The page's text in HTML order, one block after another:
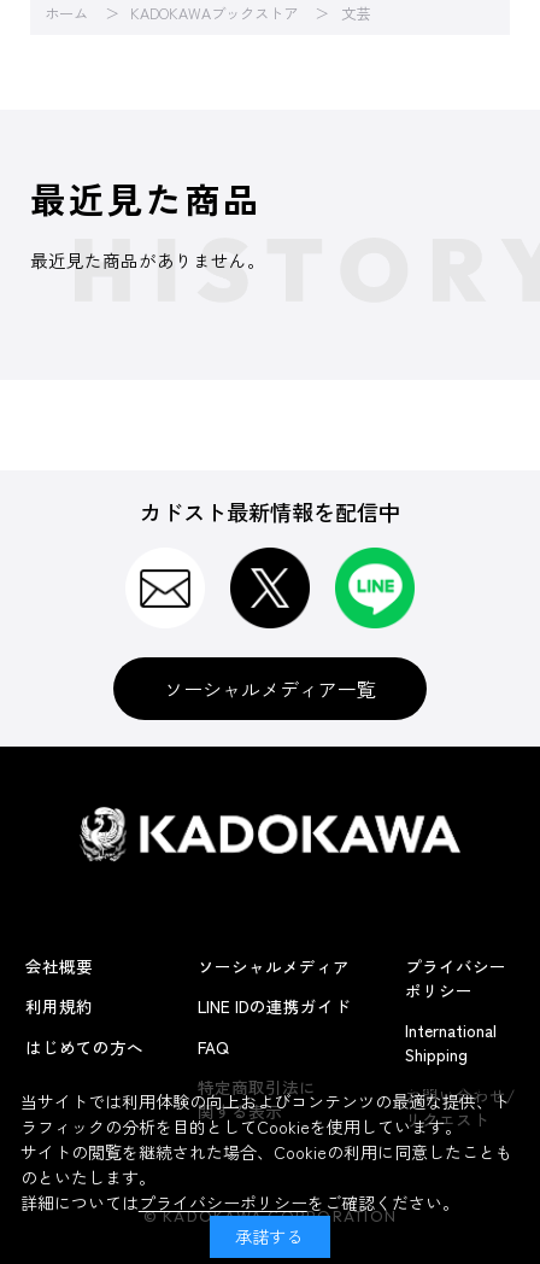
ホーム KADOKAWAブックストア 文芸
よくあるお問い合わせ
最近見た商品
最近見た商品がありません。
カドスト最新情報を配信中
ソーシャルメディア一覧
会社概要
利用規約
はじめての方へ
ソーシャルメディア
LINE IDの連携ガイド
FAQ
特定商取引法に
関する表示
プライバシー
ポリシー
International
Shipping
お問い合わせ/
リクエスト
© KADOKAWA CORPORATION
当サイトでは利用体験の向上およびコンテンツの最適な提供、ト
ラフィックの分析を目的としてCookieを使用しています。
サイトの閲覧を継続された場合、Cookieの利用に同意したことも
のといたします。
詳細についてはプライバシーポリシーをご確認ください。
承諾する